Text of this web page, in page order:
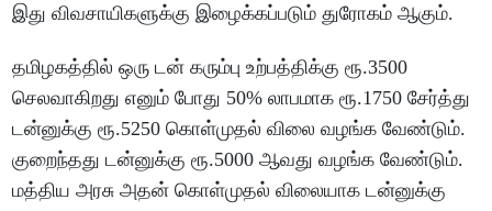
இது விவசாயிகளுக்கு இழைக்கப்படும் துரோகம் ஆகும்.
தமிழகத்தில் ஒரு டன் கரும்பு உற்பத்திக்கு ரூ.3500
செலவாகிறது எனும் போது 50% லாபமாக ரூ.1750 சேர்த்து
டன்னுக்கு ரூ.5250 கொள்முதல் விலை வழங்க வேண்டும்.
குறைந்தது டன்னுக்கு ரூ.5000 ஆவது வழங்க வேண்டும்.
மத்திய அரசு அதன் கொள்முதல் விலையாக டன்னுக்கு